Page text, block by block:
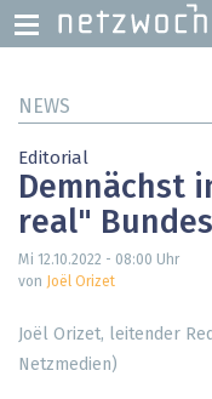
zumNEWS
Editorial
Demnächst
real"
Mi 12.10.2022 - 08:00 Uhr
von
Joël Orizet
Joël Orizet, leitender
Netzmedien)